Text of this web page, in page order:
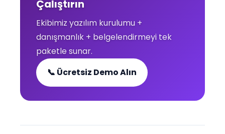
Çalıştırın
Ekibimiz yazılım kurulumu +
danışmanlık + belgelendirmeyi tek
paketle sunar.
📞 Ücretsiz Demo Alın